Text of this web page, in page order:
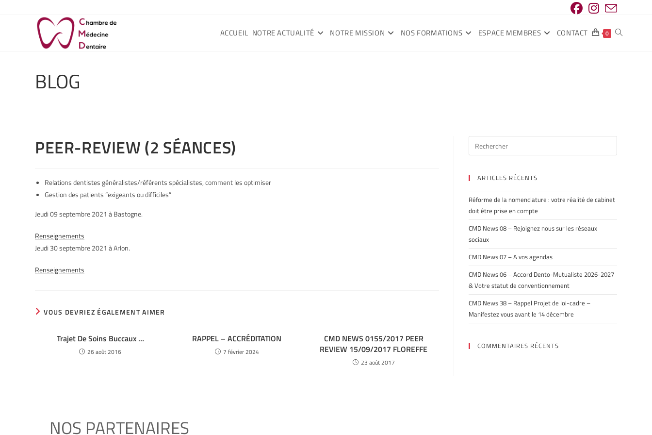
ACCUEIL NOTRE ACTUALITÉ NOTRE MISSION NOS FORMATIONS ESPACE MEMBRES CONTACT 0
BLOG
PEER-REVIEW (2 SÉANCES)
Relations dentistes généralistes/référents spécialistes, comment les optimiser
Gestion des patients “exigeants ou difficiles”
Jeudi 09 septembre 2021 à Bastogne.
Renseignements
Jeudi 30 septembre 2021 à Arlon.
Renseignements
VOUS DEVRIEZ ÉGALEMENT AIMER
Trajet De Soins Buccaux …
26 août 2016
RAPPEL – ACCRÉDITATION
7 février 2024
CMD NEWS 0155/2017 PEER
REVIEW 15/09/2017 FLOREFFE
23 août 2017
ARTICLES RÉCENTS
Réforme de la nomenclature : votre réalité de cabinet
doit être prise en compte
CMD News 08 – Rejoignez nous sur les réseaux
sociaux
CMD News 07 – A vos agendas
CMD News 06 – Accord Dento-Mutualiste 2026-2027
& Votre statut de conventionnement
CMD News 38 – Rappel Projet de loi-cadre –
Manifestez vous avant le 14 décembre
COMMENTAIRES RÉCENTS
NOS PARTENAIRES